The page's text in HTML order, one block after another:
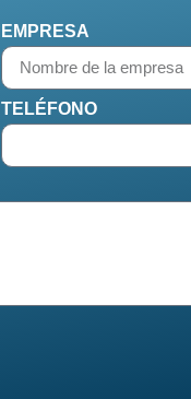
EMPRESA
TELÉFONO